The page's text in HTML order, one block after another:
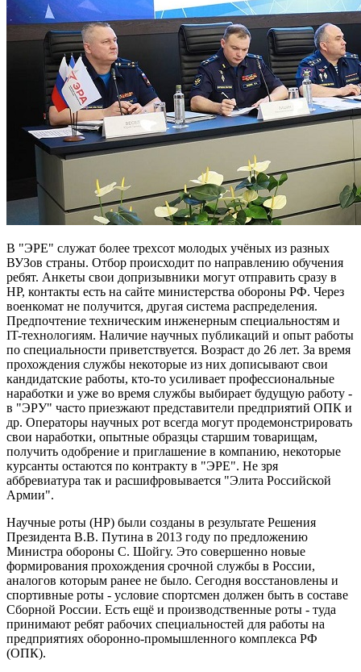
В "ЭРЕ" служат более трехсот молодых учёных из разных
ВУЗов страны. Отбор происходит по направлению обучения
ребят. Анкеты свои допризывники могут отправить сразу в
НР, контакты есть на сайте министерства обороны РФ. Через
военкомат не получится, другая система распределения.
Предпочтение техническим инженерным специальностям и
IT-технологиям. Наличие научных публикаций и опыт работы
по специальности приветствуется. Возраст до 26 лет. За время
прохождения службы некоторые из них дописывают свои
кандидатские работы, кто-то усиливает профессиональные
наработки и уже во время службы выбирает будущую работу -
в "ЭРУ" часто приезжают представители предприятий ОПК и
др. Операторы научных рот всегда могут продемонстрировать
свои наработки, опытные образцы старшим товарищам,
получить одобрение и приглашение в компанию, некоторые
курсанты остаются по контракту в "ЭРЕ". Не зря
аббревиатура так и расшифровывается "Элита Российской
Армии".
Научные роты (НР) были созданы в результате Решения
Президента В.В. Путина в 2013 году по предложению
Министра обороны С. Шойгу. Это совершенно новые
формирования прохождения срочной службы в России,
аналогов которым ранее не было. Сегодня восстановлены и
спортивные роты - условие спортсмен должен быть в составе
Сборной России. Есть ещё и производственные роты - туда
принимают ребят рабочих специальностей для работы на
предприятиях оборонно-промышленного комплекса РФ
(ОПК).